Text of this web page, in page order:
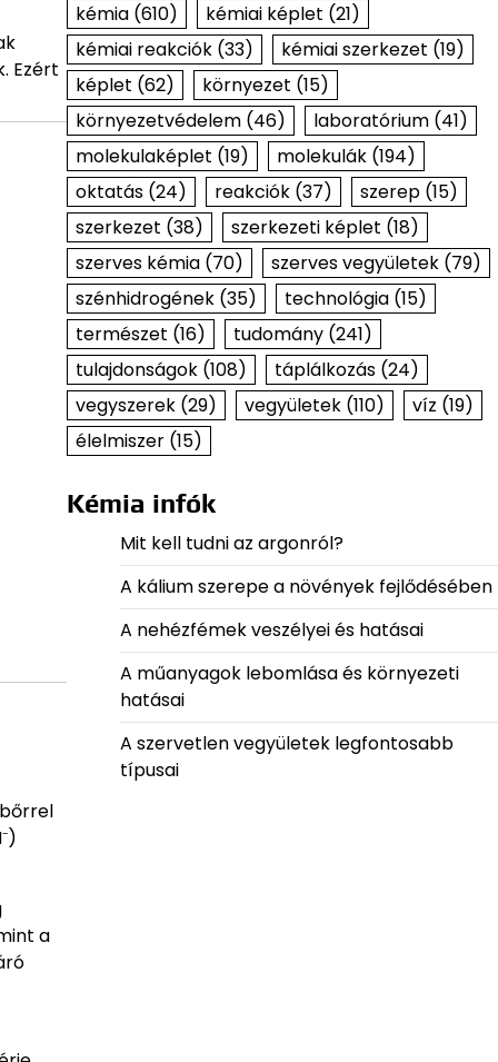
Ezért
a
kémia(610) kémiai képlet (21)
kémiai reakciók(33) kémiai szerkezet (19)
képlet (62) környezet (15)
környezetvédelem(46) laboratórium(41)
molekulaképlet (19) molekulák(194)
oktatás(24) reakciók(37) szerep(15)
szerkezet (38) szerkezeti képlet (18)
szerves kémia(70) szerves vegyületek(79)
szénhidrogének(35) technológia(15)
természet (16) tudomány(241)
tulajdonságok(108) táplálkozás(24)
vegyszerek(29) vegyületek(110) víz (19)
élelmiszer(15)
Kémia infók
Mit kell tudni az argonról?
A kálium szerepe a növények fejlődésében
A nehézfémek veszélyei és hatásai
A műanyagok lebomlása és környezeti
hatásai
A szervetlen vegyületek legfontosabb
típusai